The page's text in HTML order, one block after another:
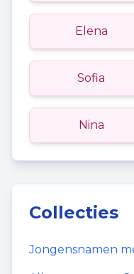
Elena
Sofia
Nina
Collecties
Jongensnamen